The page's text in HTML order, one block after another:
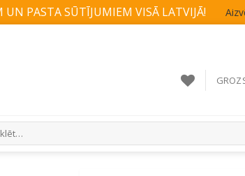
PASTA SŪTĪJUMIEM VISĀ LATVIJĀ!